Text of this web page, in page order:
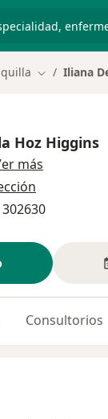
Cambiar de
Iliana
Hoz Higgins
más
Consultorios